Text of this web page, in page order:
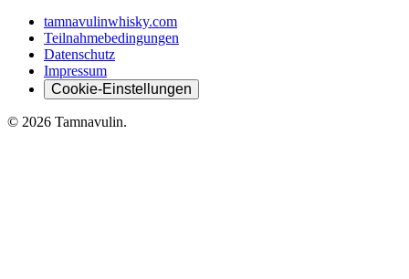
tamnavulinwhisky.com
Teilnahmebedingungen
Datenschutz
Impressum
Cookie-Einstellungen
© 2026 Tamnavulin.